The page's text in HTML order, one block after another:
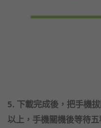
5. 下載完成後，把手機
以上，手機關機後等待